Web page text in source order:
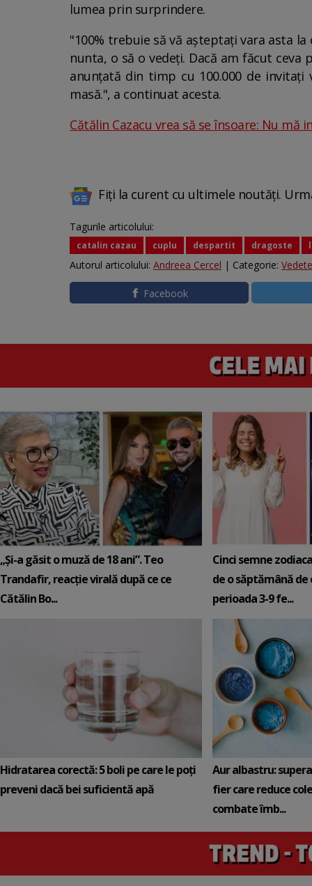
lumea prin surprindere.
"100% trebuie să vă așteptați vara asta
nunta, o să o vedeți. Dacă am făcut
anunțată din timp cu 100.000 de
masă.", a continuat acesta.
Cătălin Cazacu vrea să se însoare: Nu mă
Fiți la curent cu ultimele noutăți.
Tagurile articolului:
catalin cazau cuplu despartit dragoste
Autorul articolului: Andreea Cercel | Categorie: Vedete
Facebook
„Și-a găsit o muză de 18 ani”. Teo
Trandafir, reacție virală după ce ce
Cătălin Bo...
Cinci semne
de o săptămână de
perioada 3-9 fe...
Hidratarea corectă: 5 boli pe care le poți
preveni dacă bei suficientă apă
Aur albastru:
fier care reduce
combate îmb...